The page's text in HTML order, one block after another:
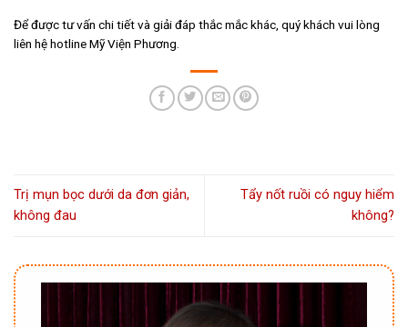
Để được tư vấn chi tiết và giải đáp thắc mắc khác, quý khách vui lòng
liên hệ hotline Mỹ Viện Phương.
Trị mụn bọc dưới da đơn giản,
không đau
Tẩy nốt ruồi có nguy hiểm
không?